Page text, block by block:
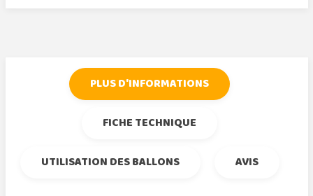
PLUS D'INFORMATIONS
FICHE TECHNIQUE
UTILISATION DES BALLONS
AVIS